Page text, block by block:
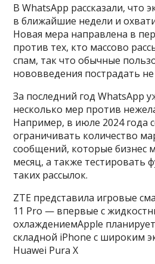
В WhatsApp рассказали, что
в ближайшие недели и
Новая мера направлена в
против тех, кто массово
спам, так что обычные
нововведения пострадать
За последний год WhatsApp
несколько мер против
Например, в июле 2024 года
ограничивать количество
сообщений, которые бизнес
месяц, а также тестировать
таких рассылок.
ZTE представила игровые
11 Pro — впервые с
охлаждениемApple
складной iPhone с широким
Huawei Pura X